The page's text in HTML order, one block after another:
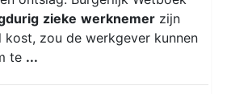
zieke werknemer zijn
kost, zou de werkgever kunnen
te ...